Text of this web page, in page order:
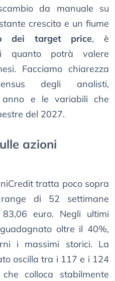
da manuale su
crescita e un fiume
dei target price, è
quanto potrà valere
Facciamo chiarezza
degli analisti,
anno e le variabili che
del 2027.
azioni
tratta poco sopra
di 52 settimane
euro. Negli ultimi
oltre il 40%,
i massimi storici. La
oscilla tra i 117 e i 124
colloca stabilmente